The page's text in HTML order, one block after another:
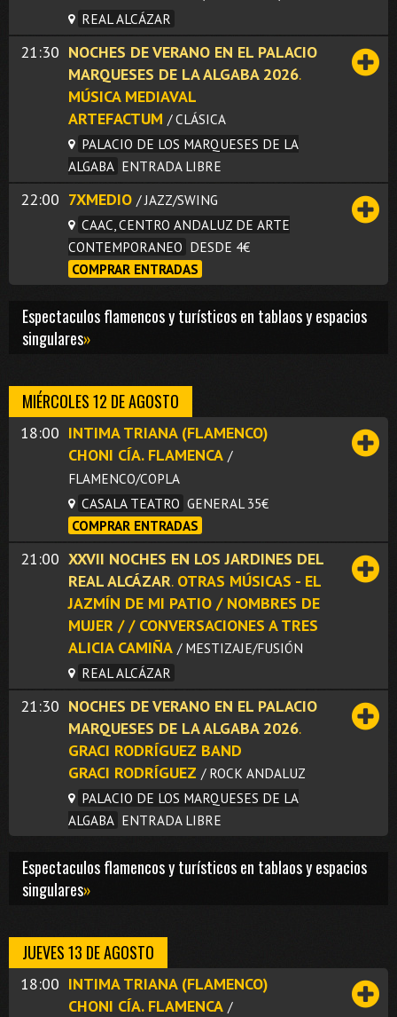
REAL ALCÁZAR
21:30 NOCHES DE VERANO EN EL PALACIO
MARQUESES DE LA ALGABA 2026.
MÚSICA MEDIAVAL
ARTEFACTUM / CLÁSICA
PALACIO DE LOS MARQUESES DE LA
ALGABA ENTRADA LIBRE
22:00 7XMEDIO / JAZZ/SWING
CAAC, CENTRO ANDALUZ DE ARTE
CONTEMPORANEO DESDE 4€
COMPRAR ENTRADAS
Espectaculos flamencos y turísticos en tablaos y espacios
singulares»
MIÉRCOLES 12 DE AGOSTO
18:00 INTIMA TRIANA (FLAMENCO)
CHONI CÍA. FLAMENCA /
FLAMENCO/COPLA
CASALA TEATRO GENERAL 35€
COMPRAR ENTRADAS
21:00 XXVII NOCHES EN LOS JARDINES DEL
REAL ALCÁZAR. OTRAS MÚSICAS - EL
JAZMÍN DE MI PATIO / NOMBRES DE
MUJER / / CONVERSACIONES A TRES
ALICIA CAMIÑA / MESTIZAJE/FUSIÓN
REAL ALCÁZAR
21:30 NOCHES DE VERANO EN EL PALACIO
MARQUESES DE LA ALGABA 2026.
GRACI RODRÍGUEZ BAND
GRACI RODRÍGUEZ / ROCK ANDALUZ
PALACIO DE LOS MARQUESES DE LA
ALGABA ENTRADA LIBRE
Espectaculos flamencos y turísticos en tablaos y espacios
singulares»
JUEVES 13 DE AGOSTO
18:00 INTIMA TRIANA (FLAMENCO)
CHONI CÍA. FLAMENCA /